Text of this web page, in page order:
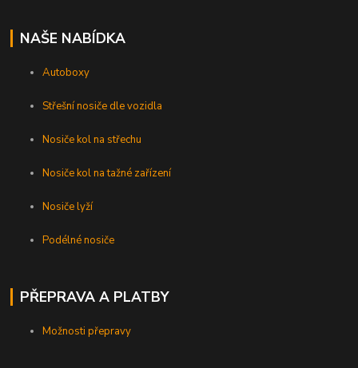
NAŠE NABÍDKA
Autoboxy
Střešní nosiče dle vozidla
Nosiče kol na střechu
Nosiče kol na tažné zařízení
Nosiče lyží
Podélné nosiče
PŘEPRAVA A PLATBY
Možnosti přepravy